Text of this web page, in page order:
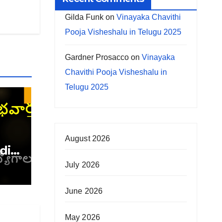
Gilda Funkon Vinayaka Chavithi
Pooja Visheshalu in Telugu 2025
Gardner Prosaccoon Vinayaka
Chavithi Pooja Visheshalu in
Telugu 2025
August 2026
July 2026
June 2026
May 2026